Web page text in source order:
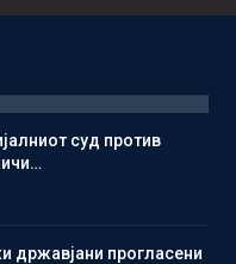
суд против
државјани прогласени